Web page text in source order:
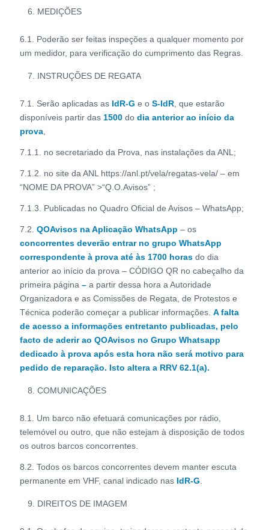
MEDIÇÕES
6.1. Poderão ser feitas inspeções a qualquer momento por
um medidor, para verificação do cumprimento das Regras.
INSTRUÇÕES DE REGATA
7.1. Serão aplicadas as IdR-G e o S-IdR, que estarão
disponíveis partir das 1500 do dia anterior ao início da
prova,
7.1.1. no secretariado da Prova, nas instalações da ANL;
7.1.2. no site da ANL https://anl.pt/vela/regatas-vela/ – em
“NOME DA PROVA” >“Q.O.Avisos” ;
7.1.3. Publicadas no Quadro Oficial de Avisos – WhatsApp;
7.2. QOAvisos na Aplicação WhatsApp – os
concorrentes deverão entrar no grupo WhatsApp
correspondente à prova até às 1700 horas do dia
anterior ao início da prova – CÓDIGO QR no cabeçalho da
primeira página – a partir dessa hora a Autoridade
Organizadora e as Comissões de Regata, de Protestos e
Técnica poderão começar a publicar informações. A falta
de acesso a informações entretanto publicadas, pelo
facto de aderir ao QOAvisos no Grupo Whatsapp
dedicado à prova após esta hora não será motivo para
pedido de reparação. Isto altera a RRV 62.1(a).
COMUNICAÇÕES
8.1. Um barco não efetuará comunicações por rádio,
telemóvel ou outro, que não estejam à disposição de todos
os outros barcos concorrentes.
8.2. Todos os barcos concorrentes devem manter escuta
permanente em VHF, canal indicado nas IdR-G
DIREITOS DE IMAGEM